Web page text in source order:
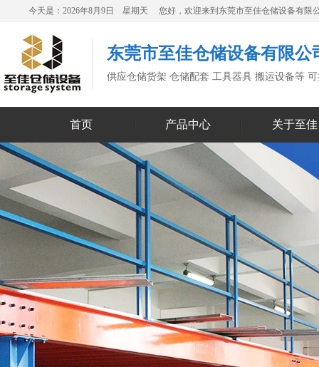
今天是：2026年8月9日 星期天 您好，欢迎来到东莞市至佳仓储设备有限
东莞市至佳仓储设备有限公
供应仓储货架 仓储配套 工具器具 搬运设备等
首页 产品中心 关于至佳